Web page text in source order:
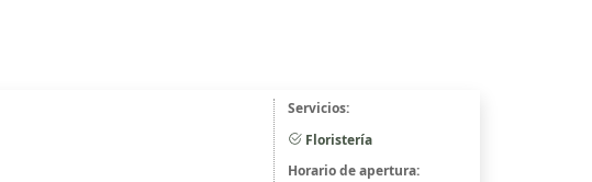
Servicios:
Floristería
Horario de apertura: